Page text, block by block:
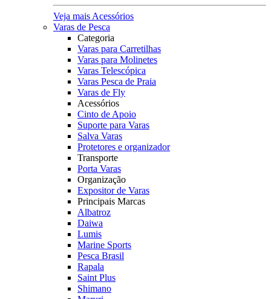
Veja mais Acessórios
Varas de Pesca
Categoria
Varas para Carretilhas
Varas para Molinetes
Varas Telescópica
Varas Pesca de Praia
Varas de Fly
Acessórios
Cinto de Apoio
Suporte para Varas
Salva Varas
Protetores e organizador
Transporte
Porta Varas
Organização
Expositor de Varas
Principais Marcas
Albatroz
Daiwa
Lumis
Marine Sports
Pesca Brasil
Rapala
Saint Plus
Shimano